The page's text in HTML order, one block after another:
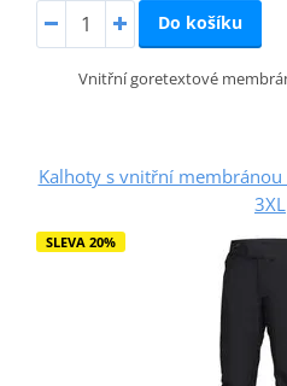
Do košíku
Vnitřní goretextové
Kalhoty s vnitřní membránou
3XL
SLEVA 20%